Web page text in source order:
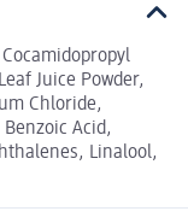
Juice Powder,
Chloride,
Acid,
Linalool,